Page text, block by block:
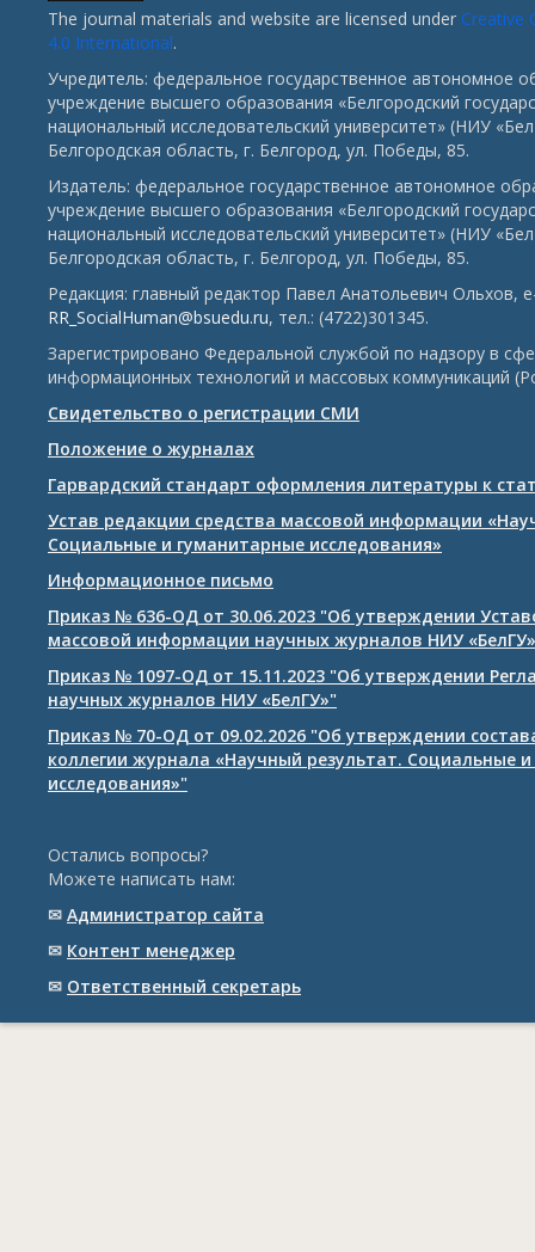
The journal materials and website are licensed under Creative
4.0 International.
Учредитель: федеральное государственное автономное
учреждение высшего образования «Белгородский
национальный исследовательский университет» (НИУ
Белгородская область, г. Белгород, ул. Победы, 85.
Издатель: федеральное государственное автономное
учреждение высшего образования «Белгородский
национальный исследовательский университет» (НИУ
Белгородская область, г. Белгород, ул. Победы, 85.
Редакция: главный редактор Павел Анатольевич Ольхов,
RR_SocialHuman@bsuedu.ru, тел.: (4722)301345.
Зарегистрировано Федеральной службой по надзору в
информационных технологий и массовых коммуникаций
Свидетельство о регистрации СМИ
Положение о журналах
Гарвардский стандарт оформления литературы к
Устав редакции средства массовой информации
Социальные и гуманитарные исследования»
Информационное письмо
Приказ № 636-ОД от 30.06.2023 "Об утверждении
массовой информации научных журналов НИУ «БелГУ»
Приказ № 1097-ОД от 15.11.2023 "Об утверждении
научных журналов НИУ «БелГУ»"
Приказ № 70-ОД от 09.02.2026 "Об утверждении
коллегии журнала «Научный результат. Социальные
исследования»"
Остались вопросы?
Можете написать нам:
✉ Администратор сайта
✉ Контент менеджер
✉ Ответственный cекретарь